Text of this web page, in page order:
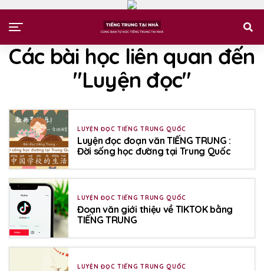
Các bài học liên quan đến
"Luyện đọc"
LUYỆN ĐỌC TIẾNG TRUNG QUỐC
Luyện đọc đoạn văn TIẾNG TRUNG :
Đời sống học đường tại Trung Quốc
LUYỆN ĐỌC TIẾNG TRUNG QUỐC
Đoạn văn giới thiệu về TIKTOK bằng
TIẾNG TRUNG
LUYỆN ĐỌC TIẾNG TRUNG QUỐC